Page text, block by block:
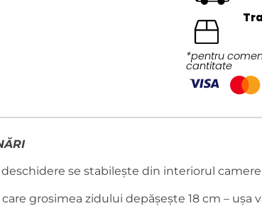
*pentru
cantitate
deschidere se stabilește din interiorul
grosimea zidului depășește 18 cm – ușa